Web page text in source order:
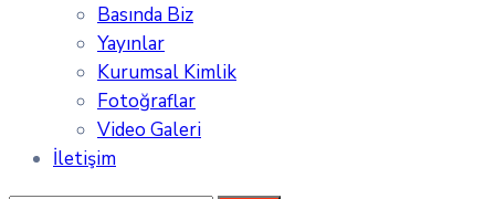
Basında Biz
Yayınlar
Kurumsal Kimlik
Fotoğraflar
Video Galeri
İletişim